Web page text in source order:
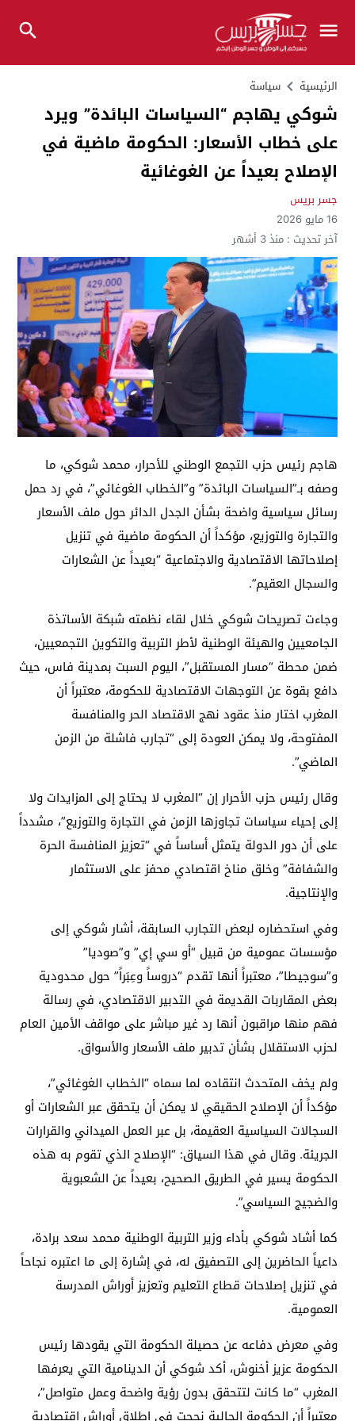
الرئيسية سياسة
شوكي يهاجم “السياسات البائدة” ويرد
على خطاب الأسعار: الحكومة ماضية في
الإصلاح بعيداً عن الغوغائية
جسر بريس
16 مايو 2026
آخر تحديث :منذ 3 أشهر
هاجم رئيس حزب التجمع الوطني للأحرار، محمد شوكي، ما
وصفه بـ”السياسات البائدة” و”الخطاب الغوغائي”، في رد حمل
رسائل سياسية واضحة بشأن الجدل الدائر حول ملف الأسعار
والتجارة والتوزيع، مؤكداً أن الحكومة ماضية في تنزيل
إصلاحاتها الاقتصادية والاجتماعية “بعيداً عن الشعارات
والسجال العقيم”.
وجاءت تصريحات شوكي خلال لقاء نظمته شبكة الأساتذة
الجامعيين والهيئة الوطنية لأطر التربية والتكوين التجمعيين،
ضمن محطة “مسار المستقبل”، اليوم السبت بمدينة فاس، حيث
دافع بقوة عن التوجهات الاقتصادية للحكومة، معتبراً أن
المغرب اختار منذ عقود نهج الاقتصاد الحر والمنافسة
المفتوحة، ولا يمكن العودة إلى “تجارب فاشلة من الزمن
الماضي”.
وقال رئيس حزب الأحرار إن “المغرب لا يحتاج إلى المزايدات ولا
إلى إحياء سياسات تجاوزها الزمن في التجارة والتوزيع”، مشدداً
على أن دور الدولة يتمثل أساساً في “تعزيز المنافسة الحرة
والشفافة” وخلق مناخ اقتصادي محفز على الاستثمار
والإنتاجية.
وفي استحضاره لبعض التجارب السابقة، أشار شوكي إلى
مؤسسات عمومية من قبيل “أو سي إي” و”صوديا”
و”سوجيطا”، معتبراً أنها تقدم “دروساً وعِبَراً” حول محدودية
بعض المقاربات القديمة في التدبير الاقتصادي، في رسالة
فهم منها مراقبون أنها رد غير مباشر على مواقف الأمين العام
لحزب الاستقلال بشأن تدبير ملف الأسعار والأسواق.
ولم يخف المتحدث انتقاده لما سماه “الخطاب الغوغائي”،
مؤكداً أن الإصلاح الحقيقي لا يمكن أن يتحقق عبر الشعارات أو
السجالات السياسية العقيمة، بل عبر العمل الميداني والقرارات
الجريئة. وقال في هذا السياق: “الإصلاح الذي تقوم به هذه
الحكومة يسير في الطريق الصحيح، بعيداً عن الشعبوية
والضجيج السياسي”.
كما أشاد شوكي بأداء وزير التربية الوطنية محمد سعد برادة،
داعياً الحاضرين إلى التصفيق له، في إشارة إلى ما اعتبره نجاحاً
في تنزيل إصلاحات قطاع التعليم وتعزيز أوراش المدرسة
العمومية.
وفي معرض دفاعه عن حصيلة الحكومة التي يقودها رئيس
الحكومة عزيز أخنوش، أكد شوكي أن الدينامية التي يعرفها
المغرب “ما كانت لتتحقق بدون رؤية واضحة وعمل متواصل”،
معتبراً أن الحكومة الحالية نجحت في إطلاق أوراش اقتصادية